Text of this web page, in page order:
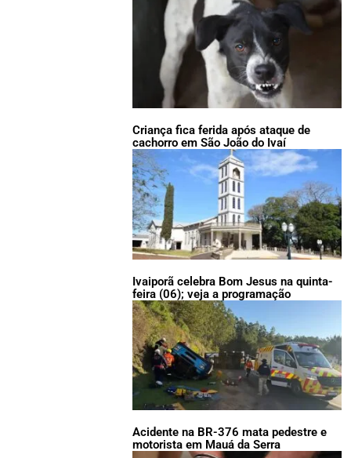
Criança fica ferida após ataque de
cachorro em São João do Ivaí
Ivaiporã celebra Bom Jesus na quinta-
feira (06); veja a programação
Acidente na BR-376 mata pedestre e
motorista em Mauá da Serra